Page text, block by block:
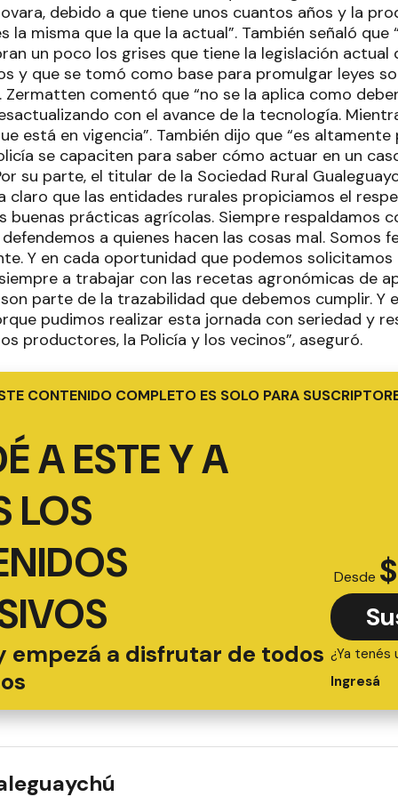
debido a que tiene unos cuantos años y la
la misma que la que la actual”. También señaló que
un poco los grises que tiene la legislación actual
y que se tomó como base para promulgar leyes
Zermatten comentó que “no se la aplica como
con el avance de la tecnología.
está en vigencia”. También dijo que “es
se capaciten para saber cómo actuar en un
su parte, el titular de la Sociedad Rural
claro que las entidades rurales propiciamos el
buenas prácticas agrícolas. Siempre respaldamos
a quienes hacen las cosas mal. Somos
Y en cada oportunidad que podemos
a trabajar con las recetas agronómicas de
parte de la trazabilidad que debemos cumplir. Y
pudimos realizar esta jornada con seriedad y
productores, la Policía y los vecinos”, aseguró.
CONTENIDO COMPLETO ES SOLO PARA
A ESTE Y A
LOS
empezá a disfrutar de todos
Desde $
¿Ya tenés
Ingresá